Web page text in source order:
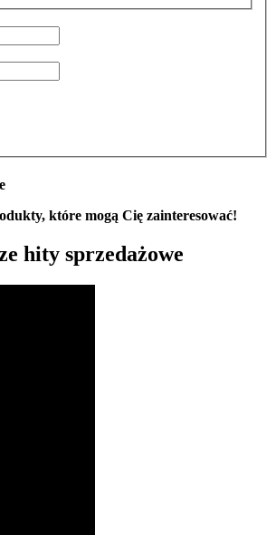
które mogą Cię zainteresować!
hity sprzedażowe